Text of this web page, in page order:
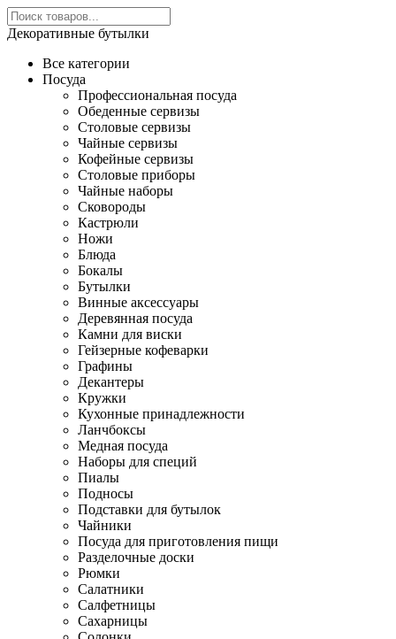
Декоративные бутылки
Все категории
Посуда
Профессиональная посуда
Обеденные сервизы
Столовые сервизы
Чайные сервизы
Кофейные сервизы
Столовые приборы
Чайные наборы
Сковороды
Кастрюли
Ножи
Блюда
Бокалы
Бутылки
Винные аксессуары
Деревянная посуда
Камни для виски
Гейзерные кофеварки
Графины
Декантеры
Кружки
Кухонные принадлежности
Ланчбоксы
Медная посуда
Наборы для специй
Пиалы
Подносы
Подставки для бутылок
Чайники
Посуда для приготовления пищи
Разделочные доски
Рюмки
Салатники
Салфетницы
Сахарницы